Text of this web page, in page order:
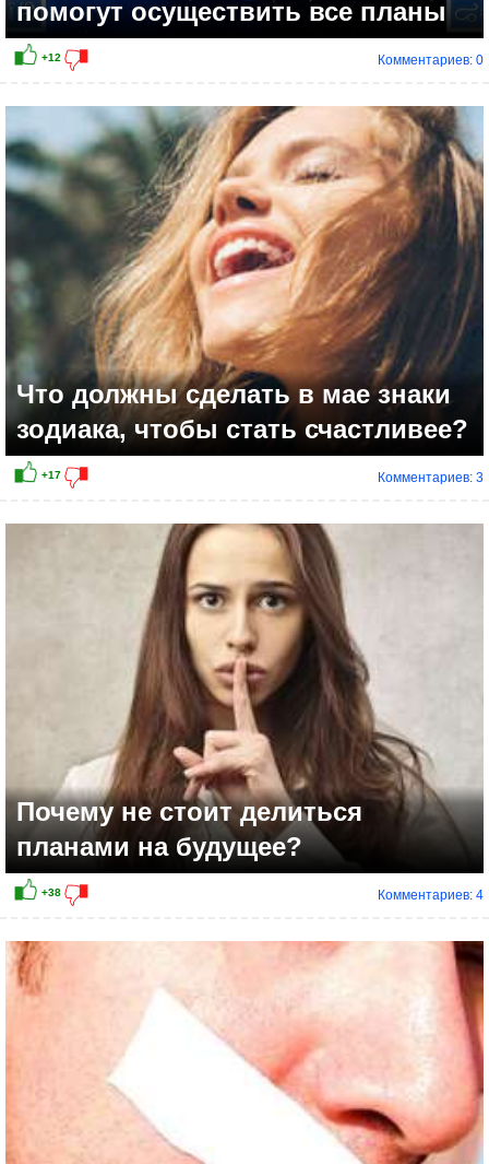
помогут осуществить все планы
Комментариев: 0
Что должны сделать в мае знаки
зодиака, чтобы стать счастливее?
Комментариев: 3
Почему не стоит делиться
планами на будущее?
Комментариев: 4